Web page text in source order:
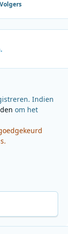
Volgers
Indien
om het